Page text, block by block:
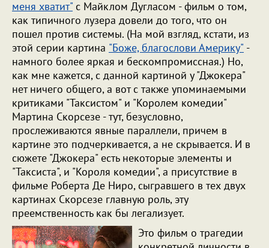
меня хватит" с Майклом Дугласом - фильм о том,
как типичного лузера довели до того, что он
пошел против системы. (На мой взгляд, кстати, из
этой серии картина "Боже, благослови Америку" -
намного более яркая и бескомпромиссная.) Но,
как мне кажется, с данной картиной у "Джокера"
нет ничего общего, а вот с также упоминаемыми
критиками "Таксистом" и "Королем комедии"
Мартина Скорсезе - тут, безусловно,
прослеживаются явные параллели, причем в
картине это подчеркивается, а не скрывается. И в
сюжете "Джокера" есть некоторые элементы и
"Таксиста", и "Короля комедии", а присутствие в
фильме Роберта Де Ниро, сыгравшего в тех двух
картинах Скорсезе главную роль, эту
преемственность как бы легализует.
Это фильм о трагедии